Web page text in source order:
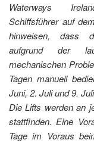
Waterways
Schiffsführer auf
hinweisen, dass
aufgrund der
mechanischen
Tagen manuell
Juni, 2. Juli und 9.
Die Lifts werden an
stattfinden. Eine
Tage im Voraus